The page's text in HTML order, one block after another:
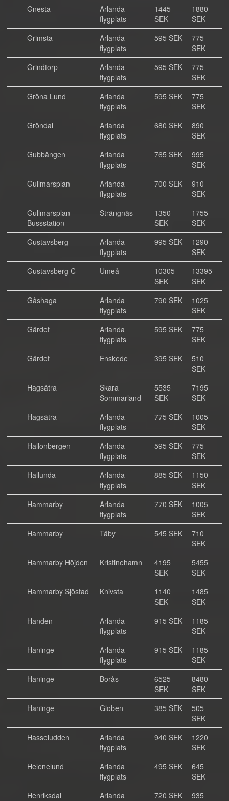
Gnesta
Arlanda
flygplats
1445
SEK
1880
SEK
Grimsta
Arlanda
flygplats
595 SEK
775
SEK
Grindtorp
Arlanda
flygplats
595 SEK
775
SEK
Gröna Lund
Arlanda
flygplats
595 SEK
775
SEK
Gröndal
Arlanda
flygplats
680 SEK
890
SEK
Gubbängen
Arlanda
flygplats
765 SEK
995
SEK
Gullmarsplan
Arlanda
flygplats
700 SEK
910
SEK
Gullmarsplan
Bussstation
Strängnäs
1350
SEK
1755
SEK
Gustavsberg
Arlanda
flygplats
995 SEK
1290
SEK
Gustavsberg C
Umeå
10305
SEK
13395
SEK
Gåshaga
Arlanda
flygplats
790 SEK
1025
SEK
Gärdet
Arlanda
flygplats
595 SEK
775
SEK
Gärdet
Enskede 395 SEK
510
SEK
Hagsätra
Skara
Sommarland
5535
SEK
7195
SEK
Hagsätra
Arlanda
flygplats
775 SEK
1005
SEK
Hallonbergen
Arlanda
flygplats
595 SEK
775
SEK
Hallunda
Arlanda
flygplats
885 SEK
1150
SEK
Hammarby
Arlanda
flygplats
770 SEK
1005
SEK
Hammarby
Täby 545 SEK
710
SEK
Hammarby Höjden
Kristinehamn
4195
SEK
5455
SEK
Hammarby Sjöstad
Knivsta
1140
SEK
1485
SEK
Handen
Arlanda
flygplats
915 SEK
1185
SEK
Haninge
Arlanda
flygplats
915 SEK
1185
SEK
Haninge
Borås
6525
SEK
8480
SEK
Haninge
Globen 385 SEK
505
SEK
Hasseludden
Arlanda
flygplats
940 SEK
1220
SEK
Helenelund
Arlanda
flygplats
495 SEK
645
SEK
Henriksdal
Arlanda
720 SEK
935